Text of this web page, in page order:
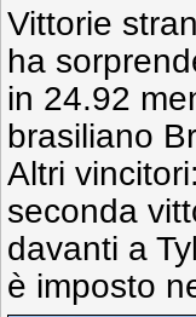
Vittorie
ha
in 24.92
brasiliano
Altri vincitori:
seconda
davanti a
è imposto